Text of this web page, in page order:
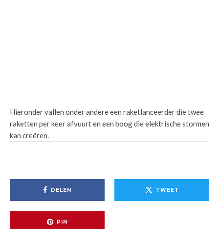
Hieronder vallen onder andere een raketlanceerder die twee
raketten per keer afvuurt en een boog die elektrische stormen
kan creëren.
DELEN TWEET
PIN